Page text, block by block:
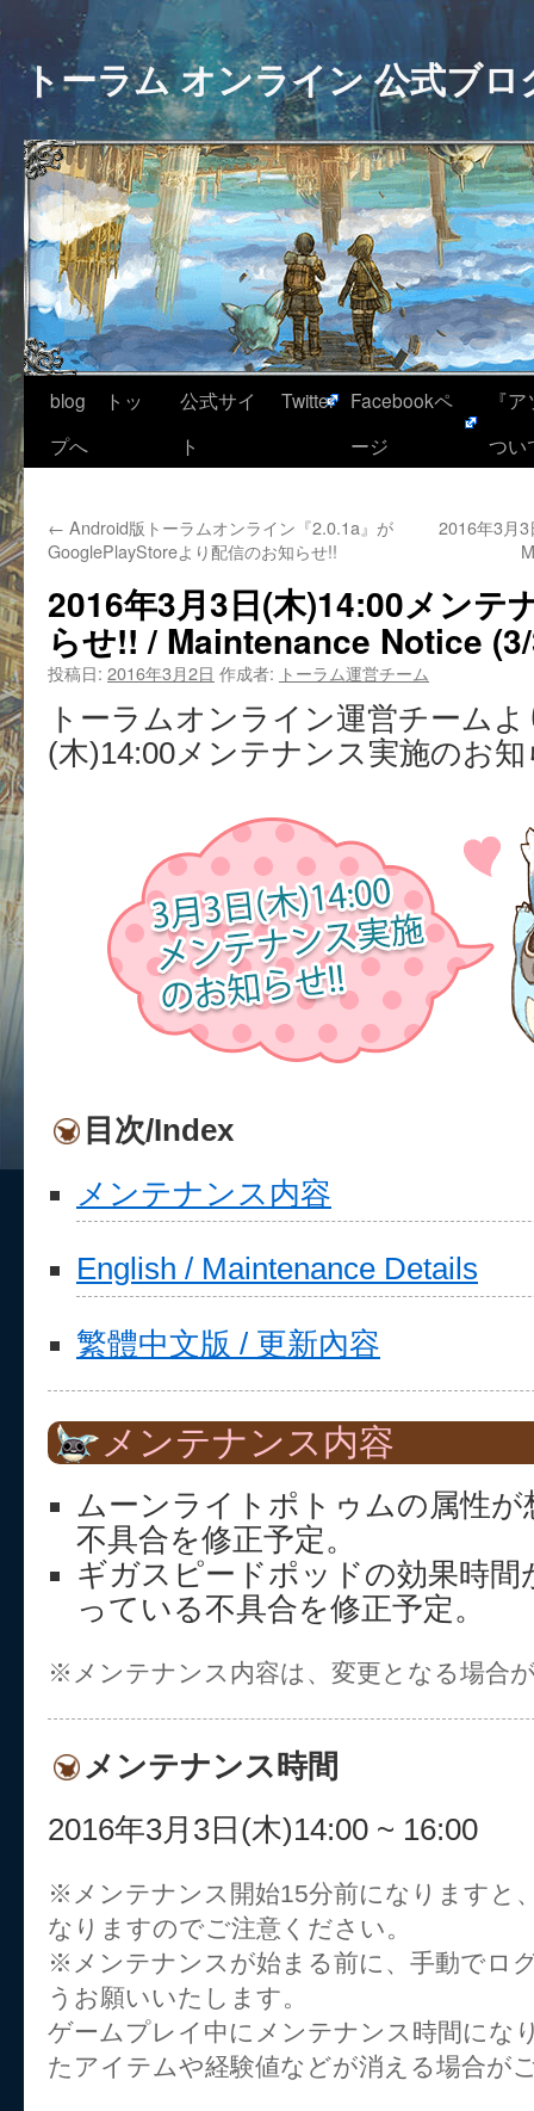
トーラム オンライン 公式ブロ
blog トッ
プへ
公式サイ
ト
Twitter
Facebookペ
ージ
『
つい
← Android版トーラムオンライン『2.0.1a』が
GooglePlayStoreより配信のお知らせ!!
2016年3月
2016年3月3日(木)14:00メンテ
らせ!! / Maintenance Notice
投稿日: 2016年3月2日 作成者: トーラム運営チーム
トーラムオンライン運営チーム
(木)14:00メンテナンス実施のお
目次/Index
メンテナンス内容
English / Maintenance Details
繁體中文版 / 更新內容
メンテナンス内容
ムーンライトポトゥムの属性
不具合を修正予定。
ギガスピードポッドの効果時
っている不具合を修正予定。
※メンテナンス内容は、変更となる場合
メンテナンス時間
2016年3月3日(木)14:00 ~ 16:00
※メンテナンス開始15分前になりますと
なりますのでご注意ください。
※メンテナンスが始まる前に、手動でロ
うお願いいたします。
ゲームプレイ中にメンテナンス時間にな
たアイテムや経験値などが消える場合が